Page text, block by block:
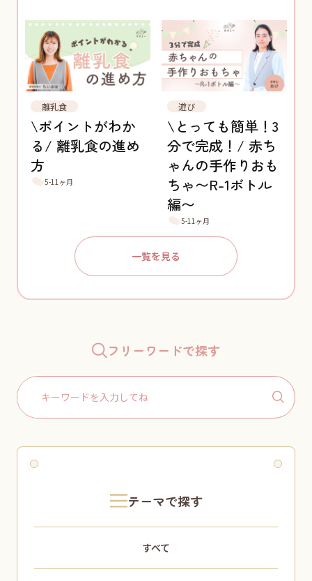
離乳食
\ポイントがわか
る/ 離乳食の進め
方
5-11ヶ月
遊び
\とっても簡単！3
分で完成！/ 赤ち
ゃんの手作りおも
ちゃ〜R-1ボトル
編〜
5-11ヶ月
一覧を見る
フリーワードで探す
Search
for:
テーマで探す
すべて